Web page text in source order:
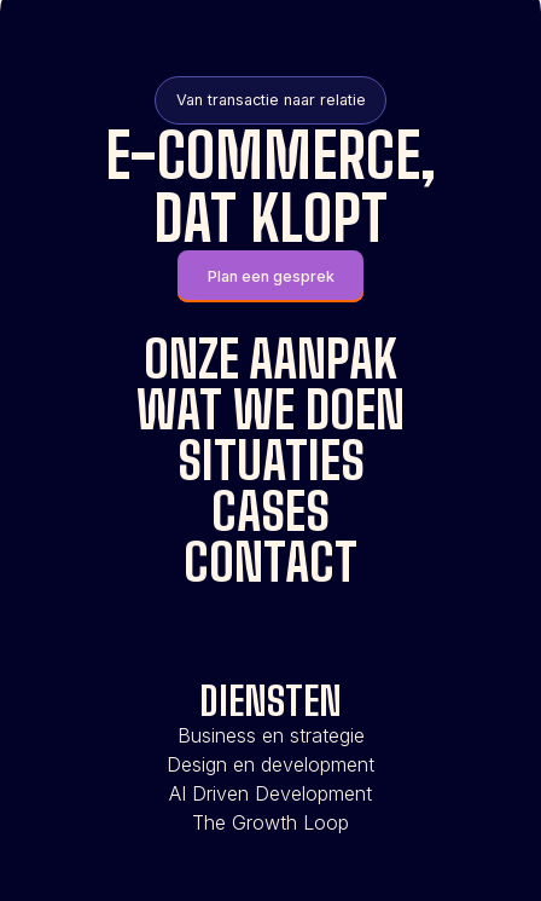
Van transactie naar relatie
E-COMMERCE,
DAT KLOPT
Plan een gesprek
ONZE AANPAK
WAT WE DOEN
SITUATIES
CASES
CONTACT
DIENSTEN
Business en strategie
Design en development
AI Driven Development
The Growth Loop